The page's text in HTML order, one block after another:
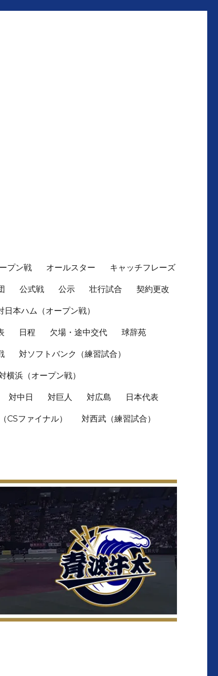
プン戦 オールスター キャッチフレーズ
公式戦 公示 壮行試合 契約更改
日本ハム（オープン戦）
日程 欠場・途中交代 球辞苑
対ソフトバンク（練習試合）
横浜（オープン戦）
対中日 対巨人 対広島 日本代表
CSファイナル） 対西武（練習試合）